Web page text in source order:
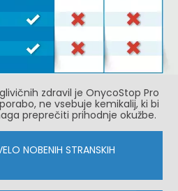
zdravil je OnycoStop Pro
ne vsebuje kemikalij, ki bi
preprečiti prihodnje okužbe.
NOBENIH STRANSKIH